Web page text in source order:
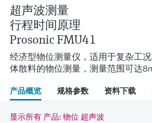
温度测量
压力测量
系统产品
光学分析
Netilion IIoT
涡街流量计
热式质量流量计
Differential pressure flow
measurement
选购全部
超声波物位测量
电容物位测量
静压液位测量
Conductive level measurement
Float switch level measurement
氯传感器和变送器
溶解氧传感器和变送器
实验室检测仪表和便携式pH计
全自动水质采样仪
TOC、COD和SAC分析仪
高温型温度计
卫生型温度计
紧凑型温度计
温度开关
表面温度计
WirelessHART解决方案
网关和调制解调器
设备配置用平板电脑
能量管理仪和应用管理仪
浪涌保护器
颗粒测量设备
数字分析仪解决方案
过程气体分析仪
空气质量测量装置
烟雾探测器
Netilion Library
Netilion Inventory
Netilion Connect
Netilion Device Viewer
Netilion Water
仪表性能优化服务
View all
Repair of measuring instruments
生命科学：创新技术助推卓越运营
化工：深化合作，助推可持续成功
电力与能源
采矿、矿物加工及冶金：打造可持
续的未来
学习
学习中心
学习中心 - 探索Endress+Hauser学习平台上
的指导课程与资源，随时随地提升技能。
活动和培训
在线研讨会等各种活动中灵活选择。
客户案例
新闻与案例
活动和培训
您的Endress+Hauser职业生涯
集团管理层
发展历程
文化与价值观
可持续发展
关联公司
温度+系统产品
Endress+Hauser 数字解决方案
Endress+Hauser 光学分析
Endress+Hauser SICK
My Endress+Hauser
建立电子采购流程，从容应对未来
需求
事实速览
媒体活动
在线研讨会和回放
峰会
线下活动
查找市场活动及培训
更多工作机会
德国耶拿分析仪器公司的工作机会
IST创新传感器技术公司的工作机
会
Job opportunities at
Endress+Hauser SICK
超声波测量
行程时间原理
Prosonic FMU41
经济型物位测量仪，适用于复杂工
体散料的物位测量，测量范围可达
产品概览 规格参数 资料下载
显示所有 产品: 物位 超声波